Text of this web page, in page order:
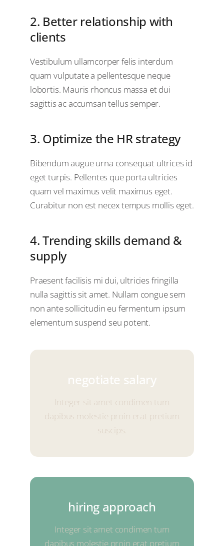
2. Better relationship with
clients
Vestibulum ullamcorper felis interdum
quam vulputate a pellentesque neque
lobortis. Mauris rhoncus massa et dui
sagittis ac accumsan tellus semper.
3. Optimize the HR strategy
Bibendum augue urna consequat ultrices id
eget turpis. Pellentes que porta ultricies
quam vel maximus velit maximus eget.
Curabitur non est necex tempus mollis eget.
4. Trending skills demand &
supply
Praesent facilisis mi dui, ultricies fringilla
nulla sagittis sit amet. Nullam congue sem
non ante sollicitudin eu fermentum ipsum
elementum suspend seu potent.
negotiate salary
Integer sit amet condimen tum
dapibus molestie proin erat pretium
suscips.
Your Content Goes Here
hiring approach
Integer sit amet condimen tum
dapibus molestie proin erat pretium
hiring approach